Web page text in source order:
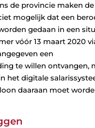
de provincie maken de
mogelijk dat een
gedaan in een
vóór 13 maart 2020
een
te willen ontvangen,
het digitale
daaraan moet